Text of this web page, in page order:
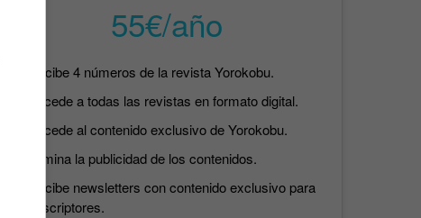
55€/año
Recibe 4 números de la revista Yorokobu.
Accede a todas las revistas en formato digital.
Accede al contenido exclusivo de Yorokobu.
Elimina la publicidad de los contenidos.
Recibe newsletters con contenido exclusivo para
suscriptores.